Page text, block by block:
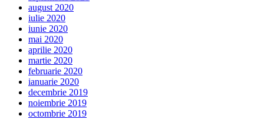
august 2020
iulie 2020
iunie 2020
mai 2020
aprilie 2020
martie 2020
februarie 2020
ianuarie 2020
decembrie 2019
noiembrie 2019
octombrie 2019